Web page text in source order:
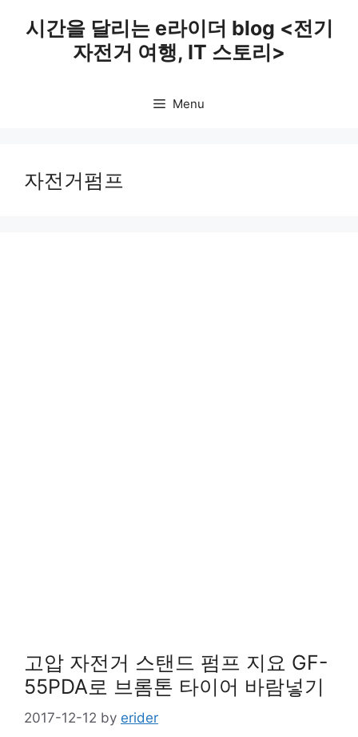
시간을 달리는 e라이더 blog <전기
자전거 여행, IT 스토리>
Menu
자전거펌프
고압 자전거 스탠드 펌프 지요 GF-
55PDA로 브롬톤 타이어 바람넣기
2017-12-12 by erider